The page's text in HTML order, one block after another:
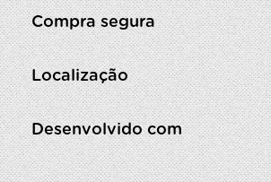
Compra segura
Localização
Desenvolvido com